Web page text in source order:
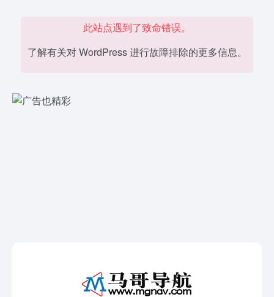
此站点遇到了致命错误。
了解有关对 WordPress 进行故障排除的更多信息。